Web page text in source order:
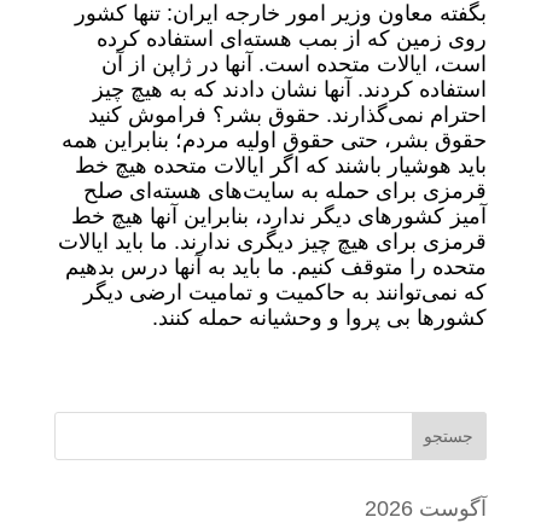
بگفته معاون وزیر امور خارجه ایران: تنها کشور
روی زمین که از بمب هسته‌ای استفاده کرده
است، ایالات متحده است. آنها در ژاپن از آن
استفاده کردند. آنها نشان دادند که به هیچ چیز
احترام نمی‌گذارند. حقوق بشر؟ فراموش کنید
حقوق بشر، حتی حقوق اولیه مردم؛ بنابراین همه
باید هوشیار باشند که اگر ایالات متحده هیچ خط
قرمزی برای حمله به سایت‌های هسته‌ای صلح
آمیز کشور‌های دیگر ندارد، بنابراین آنها هیچ خط
قرمزی برای هیچ چیز دیگری ندارند. ما باید ایالات
متحده را متوقف کنیم. ما باید به آنها درس بدهیم
که نمی‌توانند به حاکمیت و تمامیت ارضی دیگر
کشور‌ها بی پروا و وحشیانه حمله کنند.
جستجو
آگوست 2026